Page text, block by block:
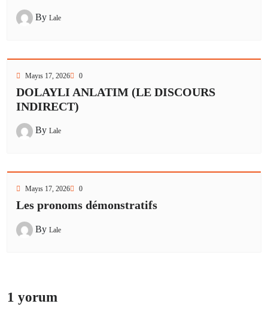
By Lale
Mayıs 17, 2026 0
DOLAYLI ANLATIM (LE DISCOURS
INDIRECT)
By Lale
Mayıs 17, 2026 0
Les pronoms démonstratifs
By Lale
1 yorum